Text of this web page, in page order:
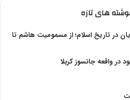
های تازه
در تاریخ اسلام؛ از مسمومیت هاشم تا
در واقعه جانسوز کربلا